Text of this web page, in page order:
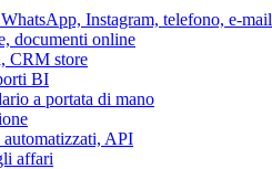
Instagram, telefono, e-mail
documenti online
CRM store
BI
a portata di mano
API
affari